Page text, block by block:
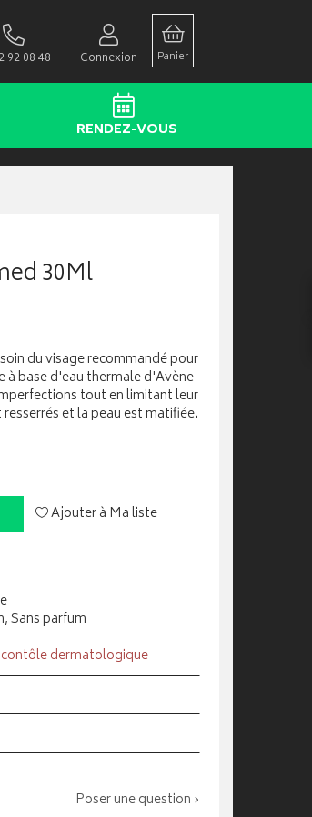
92 08 48 Connexion Panier
RENDEZ-VOUS
30Ml
du visage recommandé pour
à base d'eau thermale d'Avène
tout en limitant leur
et la peau est matifiée.
Ajouter à Ma liste
Sans parfum
dermatologique
Poser une question ›